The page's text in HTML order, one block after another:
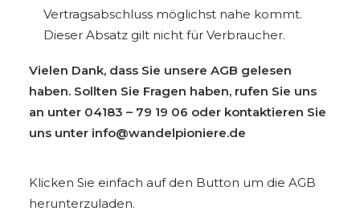
Vertragsabschluss möglichst nahe kommt.
Dieser Absatz gilt nicht für Verbraucher.
Vielen Dank, dass Sie unsere AGB gelesen
haben. Sollten Sie Fragen haben, rufen Sie uns
an unter 04183 – 79 19 06 oder kontaktieren Sie
uns unter info@wandelpioniere.de
Klicken Sie einfach auf den Button um die AGB
herunterzuladen.